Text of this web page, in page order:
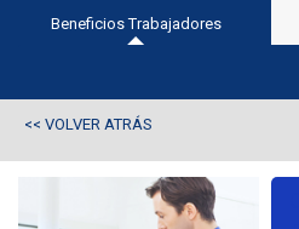
Beneficios Trabajadores
<< VOLVER ATRÁS